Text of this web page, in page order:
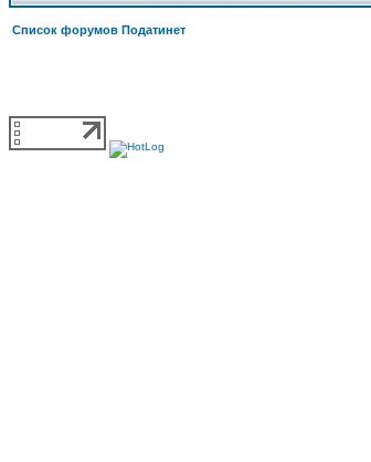
Список форумов Податинет